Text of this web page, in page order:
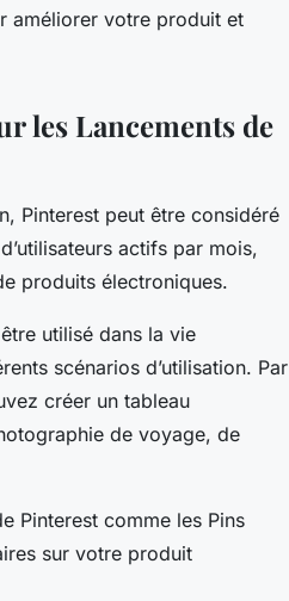
améliorer votre produit et
les Lancements de
Pinterest peut être considéré
actifs par mois,
produits électroniques.
utilisé dans la vie
scénarios d’utilisation. Par
créer un tableau
de voyage, de
Pinterest comme les Pins
sur votre produit